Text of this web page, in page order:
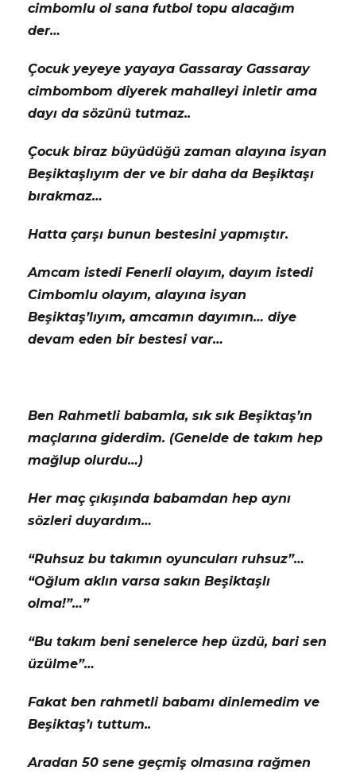
cimbomlu ol sana futbol topu alacağım
der…
Çocuk yeyeye yayaya Gassaray Gassaray
cimbombom diyerek mahalleyi inletir ama
dayı da sözünü tutmaz..
Çocuk biraz büyüdüğü zaman alayına isyan
Beşiktaşlıyım der ve bir daha da Beşiktaşı
bırakmaz…
Hatta çarşı bunun bestesini yapmıştır.
Amcam istedi Fenerli olayım, dayım istedi
Cimbomlu olayım, alayına isyan
Beşiktaş’lıyım, amcamın dayımın… diye
devam eden bir bestesi var…
Ben Rahmetli babamla, sık sık Beşiktaş’ın
maçlarına giderdim. (Genelde de takım hep
mağlup olurdu…)
Her maç çıkışında babamdan hep aynı
sözleri duyardım…
“Ruhsuz bu takımın oyuncuları ruhsuz”…
“Oğlum aklın varsa sakın Beşiktaşlı
olma!”…”
“Bu takım beni senelerce hep üzdü, bari sen
üzülme”…
Fakat ben rahmetli babamı dinlemedim ve
Beşiktaş’ı tuttum..
Aradan 50 sene geçmiş olmasına rağmen